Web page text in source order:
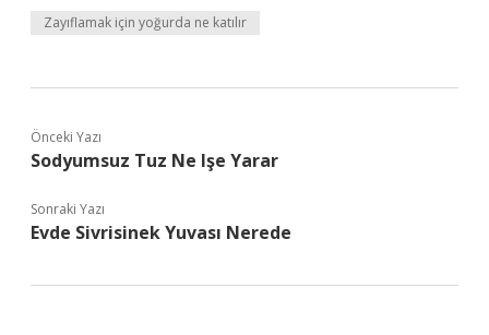
Zayıflamak için yoğurda ne katılır
Önceki Yazı
Sodyumsuz Tuz Ne Işe Yarar
Sonraki Yazı
Evde Sivrisinek Yuvası Nerede